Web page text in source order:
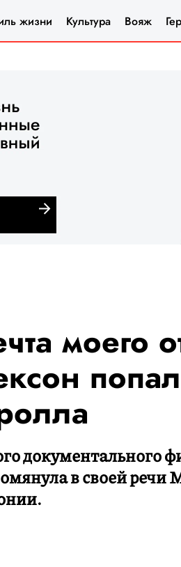
жизни Культура Вояж
моего
документального
в своей